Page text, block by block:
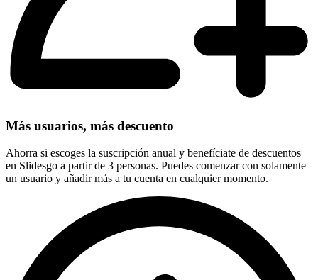
Más usuarios, más descuento
Ahorra si escoges la suscripción anual y benefíciate de descuentos
en Slidesgo a partir de 3 personas. Puedes comenzar con solamente
un usuario y añadir más a tu cuenta en cualquier momento.